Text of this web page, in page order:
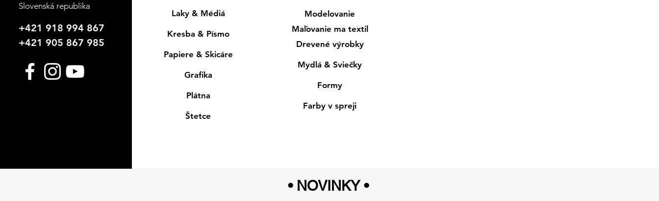
Slovenská republika
+421 918 994 867
+421 905 867 985
Laky & Médiá
Kresba & Písmo
Papiere & Skicáre
Grafika
Plátna
Štetce
Modelovanie
Maľovanie ma textil
Drevené výrobky
Mydlá & Sviečky
Formy
Farby v spreji
• NOVINKY •